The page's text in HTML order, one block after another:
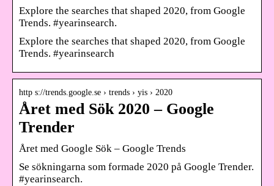
Explore the searches that shaped 2020, from Google
Trends. #yearinsearch.
Explore the searches that shaped 2020, from Google
Trends. #yearinsearch
http s://trends.google.se › trends › yis › 2020
Året med Sök 2020 – Google
Trender
Året med Google Sök – Google Trends
Se sökningarna som formade 2020 på Google Trender.
#yearinsearch.